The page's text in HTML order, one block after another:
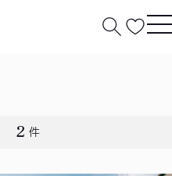
2 件